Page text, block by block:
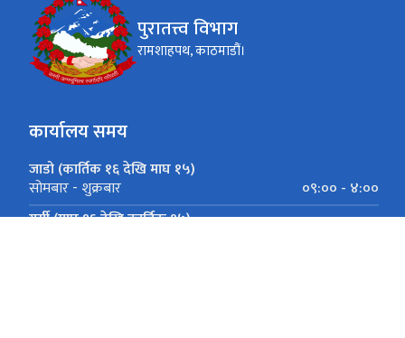
पुरातत्त्व विभाग
रामशाहपथ, काठमाडौं।
कार्यालय समय
जाडो (कार्तिक १६ देखि माघ १५)
सोमबार - शुक्रबार
०९:०० - ४:००
गर्मी (माघ १६ देखि कार्तिक १५)